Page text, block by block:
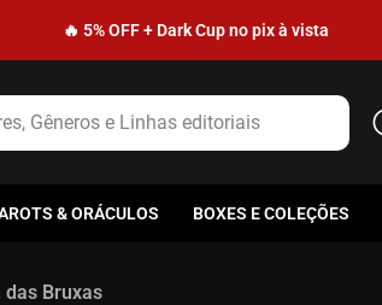
🔥 5% OFF + Dark Cup no pix à vista
e Linhas editoriais
& ORÁCULOS BOXES E COLEÇÕES
das Bruxas